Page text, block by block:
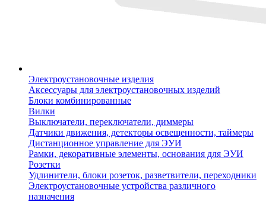
Электроустановочные изделия
Аксессуары для электроустановочных изделий
Блоки комбинированные
Вилки
Выключатели, переключатели, диммеры
Датчики движения, детекторы освещенности, таймеры
Дистанционное управление для ЭУИ
Рамки, декоративные элементы, основания для ЭУИ
Розетки
Удлинители, блоки розеток, разветвители, переходники
Электроустановочные устройства различного
назначения